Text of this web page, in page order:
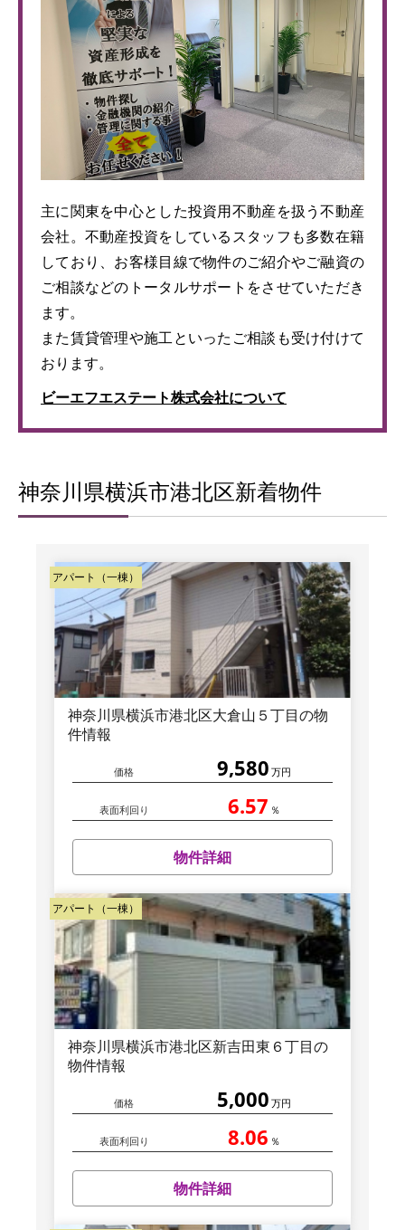
主に関東を中心とした投資用不動産を扱う不動産
会社。不動産投資をしているスタッフも多数在籍
しており、お客様目線で物件のご紹介やご融資の
ご相談などのトータルサポートをさせていただき
ます。
また賃貸管理や施工といったご相談も受け付けて
おります。
ビーエフエステート株式会社について
神奈川県横浜市港北区新着物件
アパート（一棟）
神奈川県横浜市港北区大倉山５丁目の物
件情報
価格 9,580 万円
表面利回り 6.57 ％
物件詳細
アパート（一棟）
神奈川県横浜市港北区新吉田東６丁目の
物件情報
価格 5,000 万円
表面利回り 8.06 ％
物件詳細